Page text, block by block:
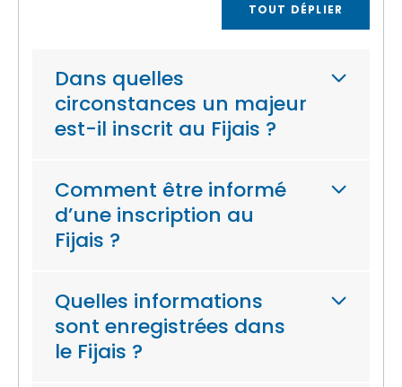
TOUT DÉPLIER
Dans quelles
circonstances un majeur
est-il inscrit au Fijais ?
Comment être informé
d’une inscription au
Fijais ?
Quelles informations
sont enregistrées dans
le Fijais ?